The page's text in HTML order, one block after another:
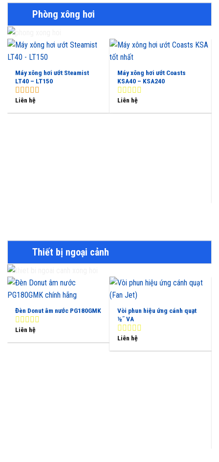
Phòng xông hơi
Máy xông hơi ướt Steamist
LT40 – LT150
5.00 out of
Liên hệ
Máy xông hơi ướt Coasts
KSA40 – KSA240
0
Liên hệ
Thiết bị ngoại cảnh
Đèn Donut âm nước PG180GMK
0
Liên hệ
Vòi phun hiệu ứng cánh quạt
½˝ VA
0
Liên hệ